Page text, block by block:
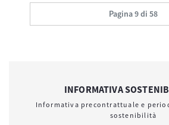
Pagina 9 di 58
INFORMATIVA
Informativa precontrattuale e
sostenibilità